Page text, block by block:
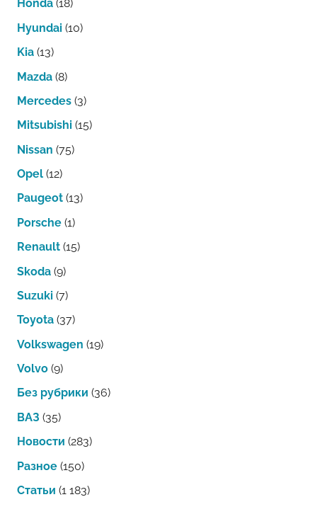
Honda (18)
Hyundai (10)
Kia (13)
Mazda (8)
Mercedes (3)
Mitsubishi (15)
Nissan (75)
Opel (12)
Paugeot (13)
Porsche (1)
Renault (15)
Skoda (9)
Suzuki (7)
Toyota (37)
Volkswagen (19)
Volvo (9)
Без рубрики (36)
ВАЗ (35)
Новости (283)
Разное (150)
Статьи (1 183)